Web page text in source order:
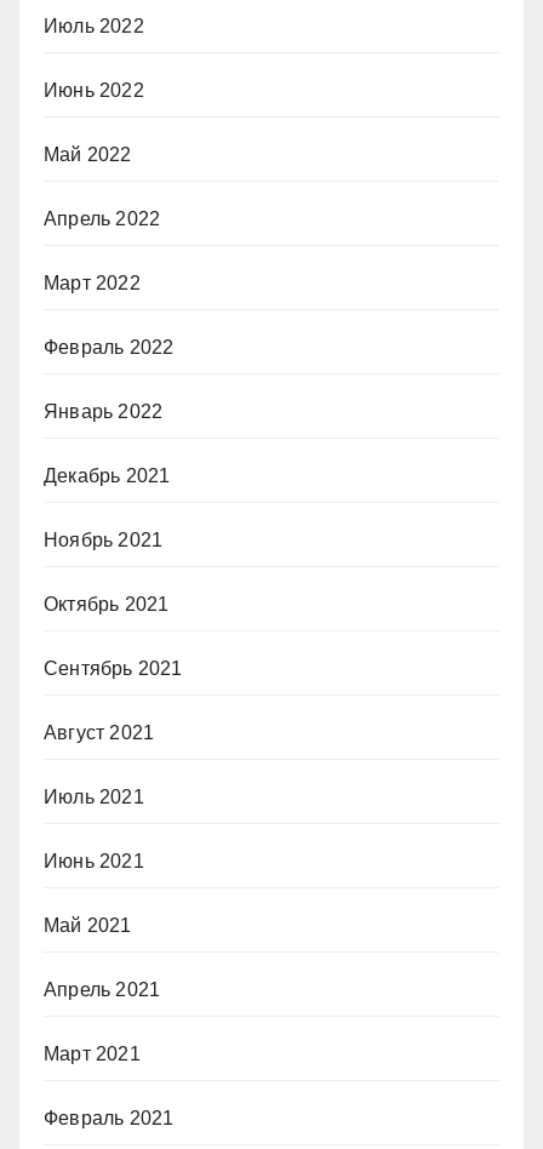
Июль 2022
Июнь 2022
Май 2022
Апрель 2022
Март 2022
Февраль 2022
Январь 2022
Декабрь 2021
Ноябрь 2021
Октябрь 2021
Сентябрь 2021
Август 2021
Июль 2021
Июнь 2021
Май 2021
Апрель 2021
Март 2021
Февраль 2021